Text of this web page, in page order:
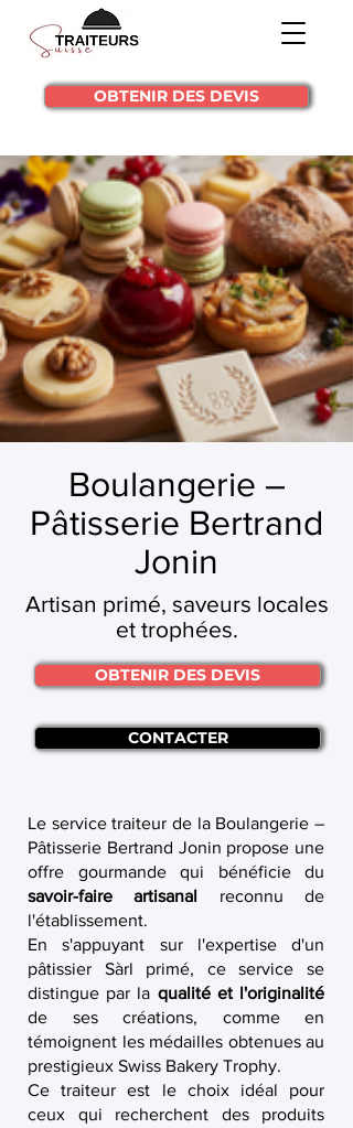
OBTENIR DES DEVIS
Boulangerie –
Pâtisserie Bertrand
Jonin
Artisan primé, saveurs locales
et trophées.
OBTENIR DES DEVIS
CONTACTER
Le service traiteur de la Boulangerie –
Pâtisserie Bertrand Jonin propose une
offre gourmande qui bénéficie du
savoir-faire artisanal reconnu de
l'établissement.
En s'appuyant sur l'expertise d'un
pâtissier Sàrl primé, ce service se
distingue par la qualité et l'originalité
de ses créations, comme en
témoignent les médailles obtenues au
prestigieux Swiss Bakery Trophy.
Ce traiteur est le choix idéal pour
ceux qui recherchent des produits